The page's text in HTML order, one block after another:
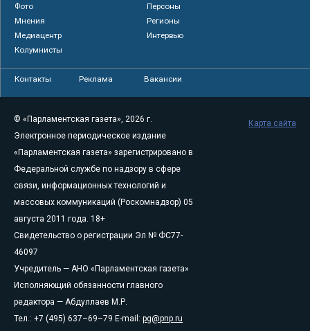
Фото
Персоны
Мнения
Регионы
Медиацентр
Интервью
Колумнисты
Контакты Реклама Вакансии
© «Парламентская газета», 2026 г.
Электронное периодическое издание
«Парламентская газета» зарегистрировано в
Федеральной службе по надзору в сфере
связи, информационных технологий и
массовых коммуникаций (Роскомнадзор) 05
августа 2011 года. 18+
Свидетельство о регистрации Эл № ФС77-
46097
Учредитель — АНО «Парламентская газета»
Исполняющий обязанности главного
редактора — Абдуллаев М.Р.
Тел.: +7 (495) 637–69–79 E-mail: pg@pnp.ru
Карта сайта